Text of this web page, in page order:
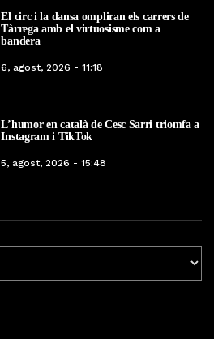
El circ i la dansa ompliran els carrers de
Tàrrega amb el virtuosisme com a
bandera
6, agost, 2026 - 11:18
L’humor en català de Cesc Sarri triomfa a
Instagram i TikTok
5, agost, 2026 - 15:48